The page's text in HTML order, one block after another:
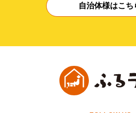
自治体様はこち